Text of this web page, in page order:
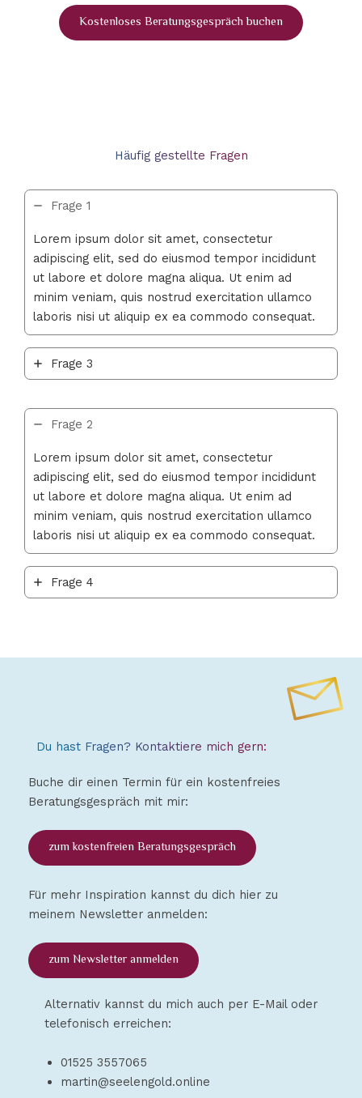
Kostenloses Beratungsgespräch buchen
Häufig gestellte Fragen
Frage 1
Lorem ipsum dolor sit amet, consectetur
adipiscing elit, sed do eiusmod tempor incididunt
ut labore et dolore magna aliqua. Ut enim ad
minim veniam, quis nostrud exercitation ullamco
laboris nisi ut aliquip ex ea commodo consequat.
Frage 3
Frage 2
Lorem ipsum dolor sit amet, consectetur
adipiscing elit, sed do eiusmod tempor incididunt
ut labore et dolore magna aliqua. Ut enim ad
minim veniam, quis nostrud exercitation ullamco
laboris nisi ut aliquip ex ea commodo consequat.
Frage 4
Du hast Fragen? Kontaktiere mich gern:
Buche dir einen Termin für ein kostenfreies
Beratungsgespräch mit mir:
zum kostenfreien Beratungsgespräch
Für mehr Inspiration kannst du dich hier zu
meinem Newsletter anmelden:
zum Newsletter anmelden
Alternativ kannst du mich auch per E-Mail oder
telefonisch erreichen:
01525 3557065
martin@seelengold.online